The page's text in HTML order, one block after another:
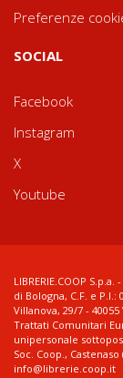
Preferenze
SOCIAL
Facebook
Instagram
X
Youtube
LIBRERIE.COOP
di Bologna, C.F. e P.I.:
Villanova, 29/7 - 40055
Trattati Comunitari
unipersonale
Soc. Coop.,
info@librerie.coop.it